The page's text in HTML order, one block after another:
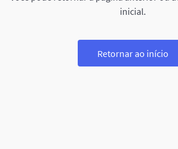
inicial.
Retornar ao início